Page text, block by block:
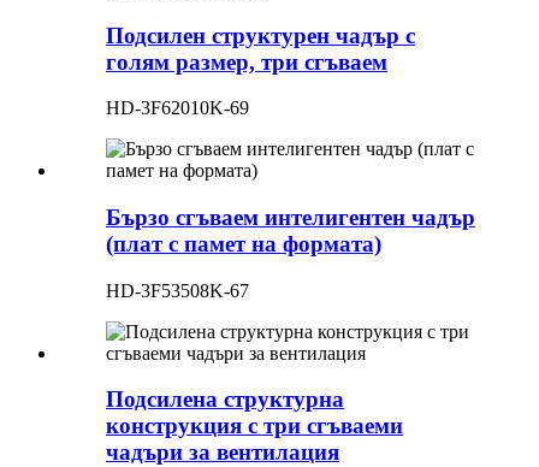
Подсилен структурен чадър с
голям размер, три сгъваем
HD-3F62010K-69
Бързо сгъваем интелигентен чадър
(плат с памет на формата)
HD-3F53508K-67
Подсилена структурна
конструкция с три сгъваеми
чадъри за вентилация